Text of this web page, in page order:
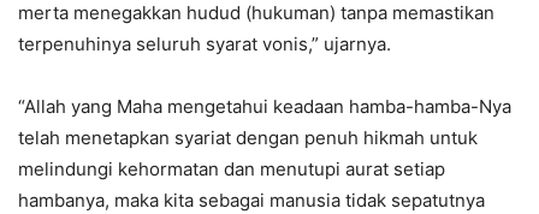
merta menegakkan hudud (hukuman) tanpa memastikan
terpenuhinya seluruh syarat vonis,” ujarnya.
“Allah yang Maha mengetahui keadaan hamba-hamba-Nya
telah menetapkan syariat dengan penuh hikmah untuk
melindungi kehormatan dan menutupi aurat setiap
hambanya, maka kita sebagai manusia tidak sepatutnya